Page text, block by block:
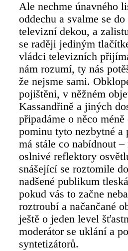
Ale nechme únavného
oddechu a svalme se
televizní dekou, a
se raději jediným
vládci televizních
nám rozumí, ty nás
že nejsme sami.
pojištěni, v něžném
Kassandřině a jiných
připadáme o něco
pominu tyto nezbytné a
má stále co nabídnout
oslnivé reflektory
snášející se roztomile
nadšené publikum
pokud vás to začne
roztroubí a načančané
ještě o jeden level
moderátor se uklání a
syntetizátorů.